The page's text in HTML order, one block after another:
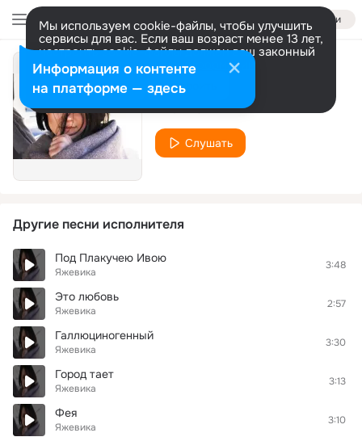
Войти
Мы используем cookie-файлы, чтобы улучшить
сервисы для вас. Если ваш возраст менее 13 лет,
настроить cookie-файлы должен ваш законный
представитель. Больше информации
Разрешить все Настроить
Меткая
Яжевика
Слушать
Другие песни исполнителя
Под Плакучею Ивою
Яжевика
3:48
Это любовь
Яжевика
2:57
Галлюциногенный
Яжевика
3:30
Город тает
Яжевика
3:13
Фея
Яжевика
3:10
Информация о контенте
на платформе — здесь